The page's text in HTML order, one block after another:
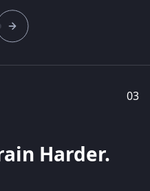
03
Harder.